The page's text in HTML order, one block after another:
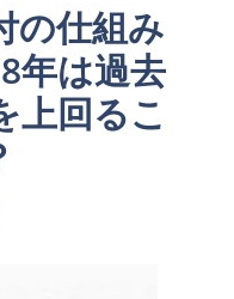
の仕組み
年は過去
上回るこ